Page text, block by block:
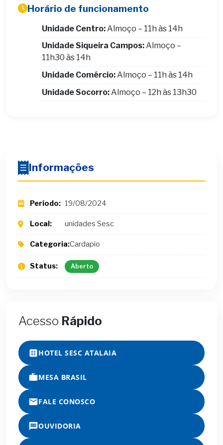
Horário de funcionamento
Unidade Centro: Almoço – 11h às 14h
Unidade Siqueira Campos:Almoço –
11h30 às 14h
Unidade Comércio:Almoço – 11h às 14h
Unidade Socorro: Almoço – 12h às 13h30
Informações
Período: 19/08/2024
Local: unidades Sesc
Categoria:Cardapio
Status: Aberto
Acesso Rápido
HOTEL SESC ATALAIA
MESA BRASIL
FALE CONOSCO
OUVIDORIA